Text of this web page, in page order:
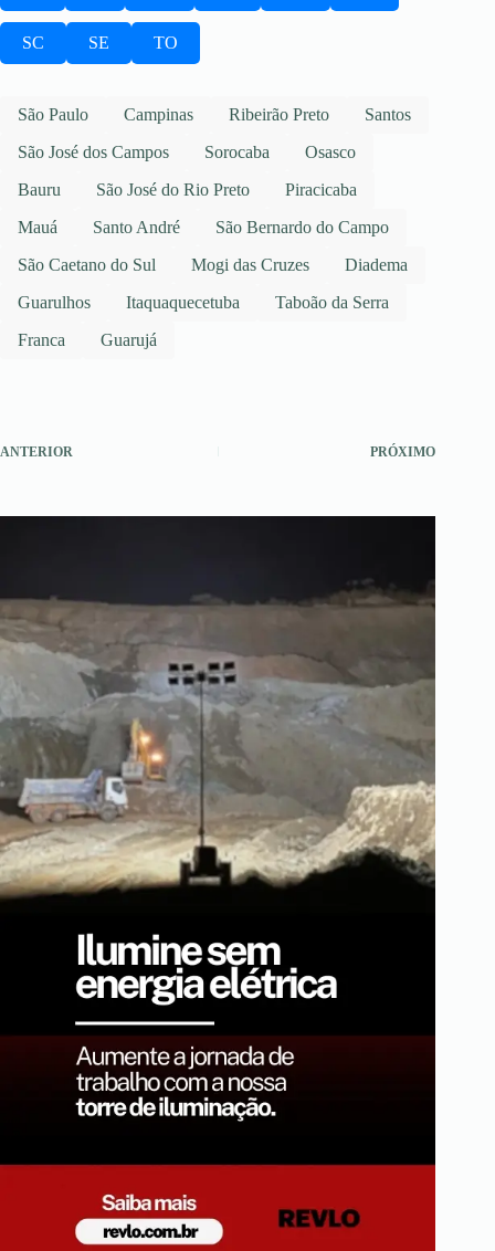
SC SE TO
São Paulo Campinas Ribeirão Preto
Santos
São José dos Campos
Sorocaba
Osasco
Bauru
São José do Rio Preto
Piracicaba
Mauá
Santo André
São Bernardo do Campo
São Caetano do Sul
Mogi das Cruzes
Diadema
Guarulhos
Itaquaquecetuba
Taboão da Serra
Franca
Guarujá
ANTERIOR PRÓXIMO